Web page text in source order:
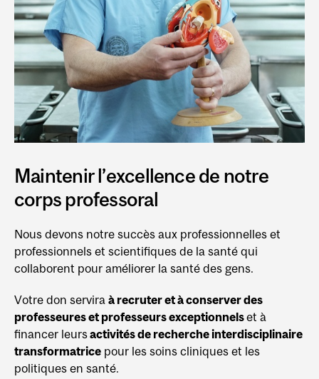
Maintenir l’excellence de notre
corps professoral
Nous devons notre succès aux professionnelles et
professionnels et scientifiques de la santé qui
collaborent pour améliorer la santé des gens.
Votre don servira à recruter et à conserver des
professeures et professeurs exceptionnelset à
financer leursactivités de recherche interdisciplinaire
transformatrice pour les soins cliniques et les
politiques en santé.